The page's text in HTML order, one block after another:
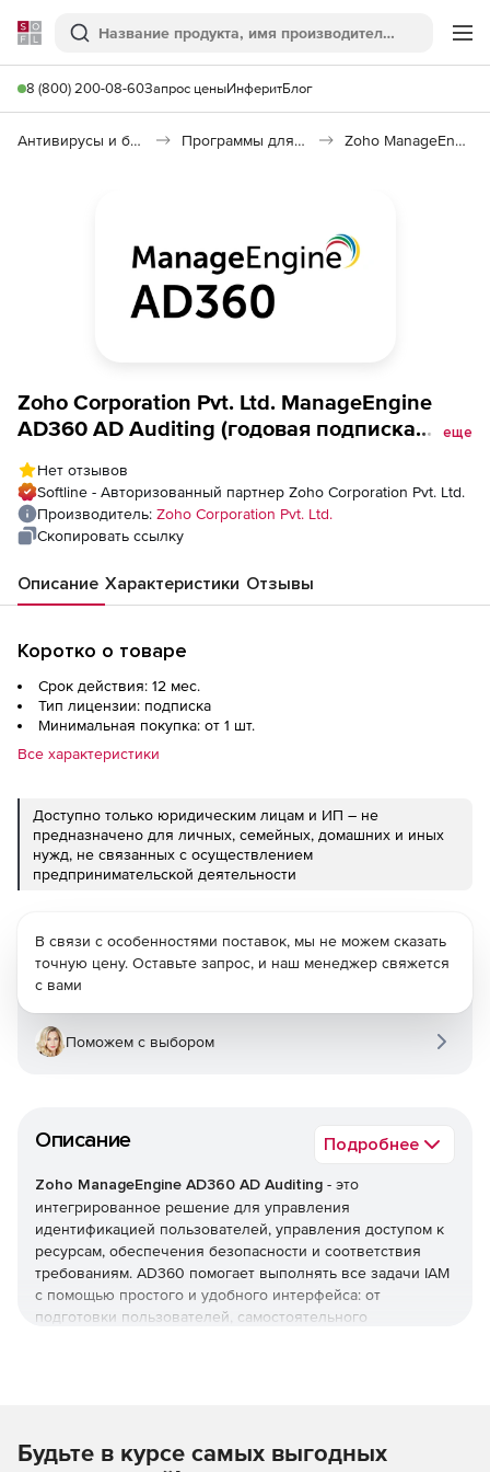
Softline
Поиск
8 (800) 200-08-60Запрос ценыИнферитБлог
Антивирусы и безопасность Программы для защиты информации Zoho ManageEngine AD360 AD Auditing
Zoho Corporation Pvt. Ltd. ManageEngine
AD360 AD Auditing (годовая подписка
100 Member Servers
еще
Нет отзывов
Softline - Авторизованный партнер Zoho Corporation Pvt. Ltd.
Производитель: Zoho Corporation Pvt. Ltd.
Скопировать ссылку
Описание Характеристики Отзывы
Коротко о товаре
Срок действия: 12 мес.
Тип лицензии: подписка
Минимальная покупка: от 1 шт.
Все характеристики
Доступно только юридическим лицам и ИП – не
предназначено для личных, семейных, домашних и иных
нужд, не связанных с осуществлением
предпринимательской деятельности
Описание Подробнее
Zoho ManageEngine AD360 AD Auditing - это
интегрированное решение для управления
идентификацией пользователей, управления доступом к
ресурсам, обеспечения безопасности и соответствия
требованиям. AD360 помогает выполнять все задачи IAM
с помощью простого и удобного интерфейса: от
подготовки пользователей, самостоятельного
Оптимизация управления жизненным циклом
В связи с особенностями поставок, мы не можем сказать
точную цену. Оставьте запрос, и наш менеджер свяжется
с вами
Поможем с выбором
Будьте в курсе самых выгодных